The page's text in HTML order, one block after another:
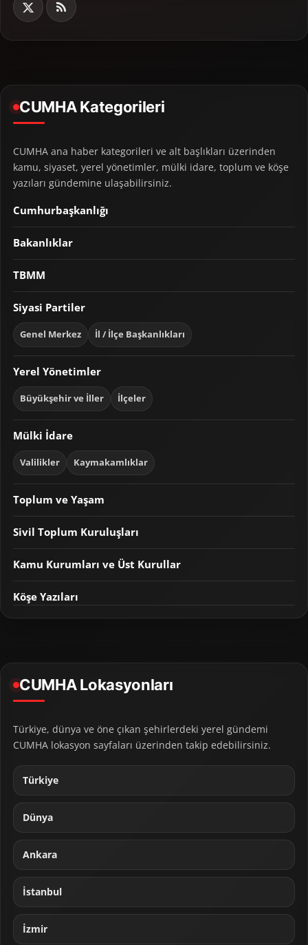
CUMHA Kategorileri
CUMHA ana haber kategorileri ve alt başlıkları üzerinden
kamu, siyaset, yerel yönetimler, mülki idare, toplum ve köşe
yazıları gündemine ulaşabilirsiniz.
Cumhurbaşkanlığı
Bakanlıklar
TBMM
Siyasi Partiler
Genel Merkez İl / İlçe Başkanlıkları
Yerel Yönetimler
Büyükşehir ve İller İlçeler
Mülki İdare
Valilikler Kaymakamlıklar
Toplum ve Yaşam
Sivil Toplum Kuruluşları
Kamu Kurumları ve Üst Kurullar
Köşe Yazıları
CUMHA Lokasyonları
Türkiye, dünya ve öne çıkan şehirlerdeki yerel gündemi
CUMHA lokasyon sayfaları üzerinden takip edebilirsiniz.
Türkiye
Dünya
Ankara
İstanbul
İzmir